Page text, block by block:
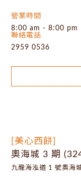
營業時間
8:00 am - 8:00 pm
聯絡電話
2959 0536
[美心西餅]
奧海城 3 期
九龍海泓道 1 號奧海